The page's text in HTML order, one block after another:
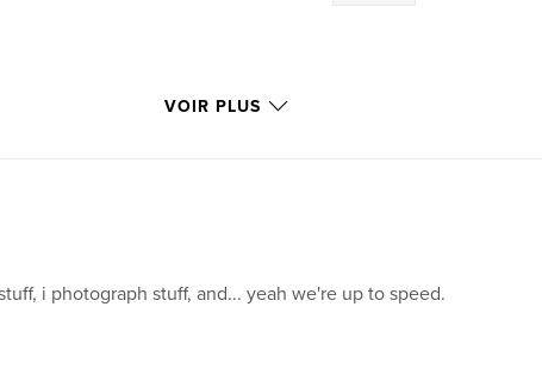
VOIR PLUS
i photograph stuff, and... yeah we're up to speed.